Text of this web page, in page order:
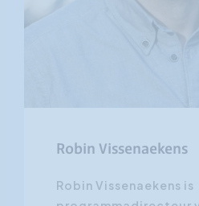
Robin Vissenaekens
Robin Vissenaekens is